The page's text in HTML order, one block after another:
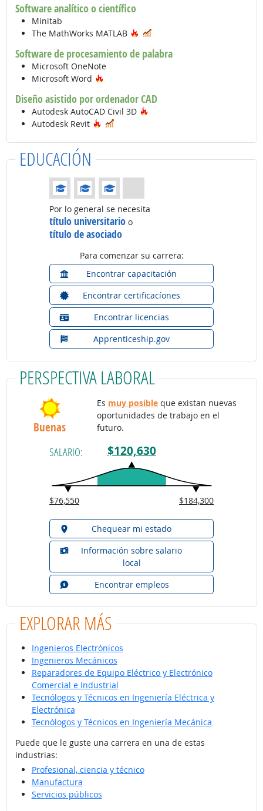
Software analítico o científico
Minitab
The MathWorks MATLAB
Tecnología de moda
Software de procesamiento de palabra
Microsoft OneNote
Microsoft Word
Diseño asistido por ordenador CAD
Autodesk AutoCAD Civil 3D
Autodesk Revit
Tecnología de moda
EDUCACIÓN
Educación: (Calificación 3 de 4)
Por lo general se necesita
título universitario o
título de asociado
Para comenzar su carrera:
Encontrar capacitación
Encontrar certificacíones
Encontrar licencias
Apprenticeship.gov
PERSPECTIVA LABORAL
Buenas
Es muy posibleque existan nuevas
oportunidades de trabajo en el
futuro.
SALARIO: $120,630
$76,550 $184,300
Chequear mi estado
Información sobre salario
local
Encontrar empleos
EXPLORAR MÁS
Ingenieros Electrónicos
Ingenieros Mecánicos
Reparadores de Equipo Eléctrico y Electrónico
Comercial e Industrial
Tecnólogos y Técnicos en Ingeniería Eléctrica y
Electrónica
Tecnólogos y Técnicos en Ingeniería Mecánica
Puede que le guste una carrera en una de estas
industrias:
Profesional, ciencia y técnico
Manufactura
Servicios públicos